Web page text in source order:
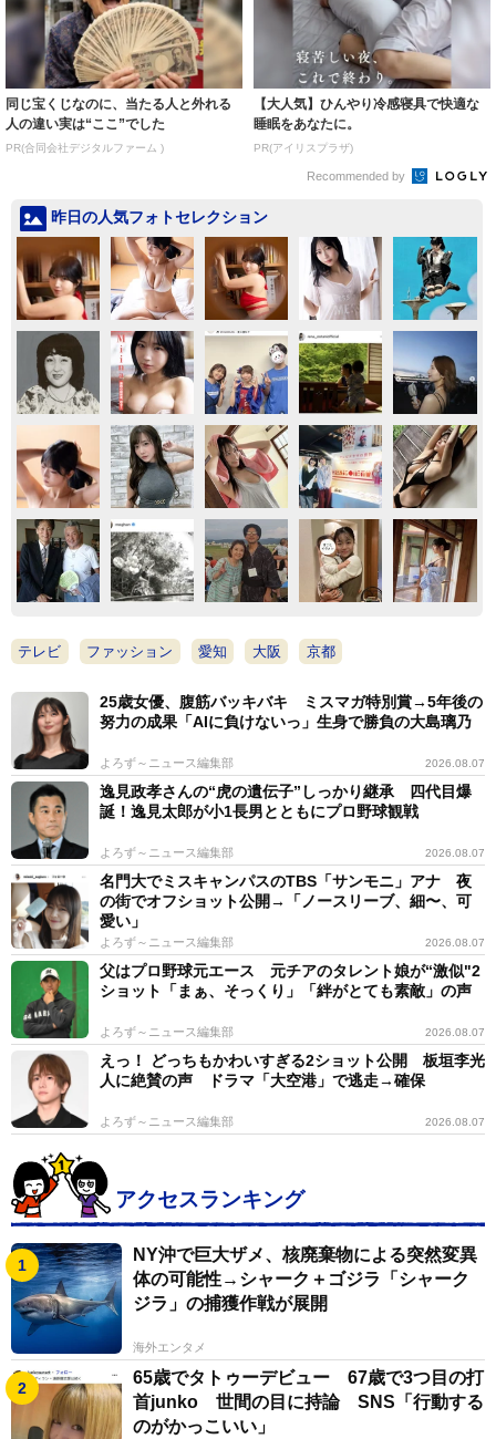
同じ宝くじなのに、当たる人と外れる
人の違い実は“ここ”でした
PR(合同会社デジタルファーム )
【大人気】ひんやり冷感寝具で快適な
睡眠をあなたに。
PR(アイリスプラザ)
Recommended by
昨日の人気フォトセレクション
テレビ ファッション 愛知 大阪 京都
25歳女優、腹筋バッキバキ ミスマガ特別賞→5年後の
努力の成果「AIに負けないっ」生身で勝負の大島璃乃
よろず～ニュース編集部 2026.08.07
逸見政孝さんの“虎の遺伝子”しっかり継承 四代目爆
誕！逸見太郎が小1長男とともにプロ野球観戦
よろず～ニュース編集部 2026.08.07
名門大でミスキャンパスのTBS「サンモニ」アナ 夜
の街でオフショット公開→「ノースリーブ、細〜、可
愛い」
よろず～ニュース編集部 2026.08.07
父はプロ野球元エース 元チアのタレント娘が“激似"2
ショット「まぁ、そっくり」「絆がとても素敵」の声
よろず～ニュース編集部 2026.08.07
えっ！ どっちもかわいすぎる2ショット公開 板垣李光
人に絶賛の声 ドラマ「大空港」で逃走→確保
よろず～ニュース編集部 2026.08.07
アクセスランキング
NY沖で巨大ザメ、核廃棄物による突然変異
体の可能性→シャーク＋ゴジラ「シャーク
ジラ」の捕獲作戦が展開
海外エンタメ
65歳でタトゥーデビュー 67歳で3つ目の打
首junko 世間の目に持論 SNS「行動する
のがかっこいい」